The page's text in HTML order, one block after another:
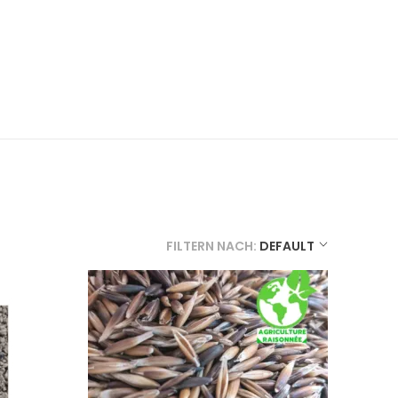
FILTERN NACH: DEFAULT